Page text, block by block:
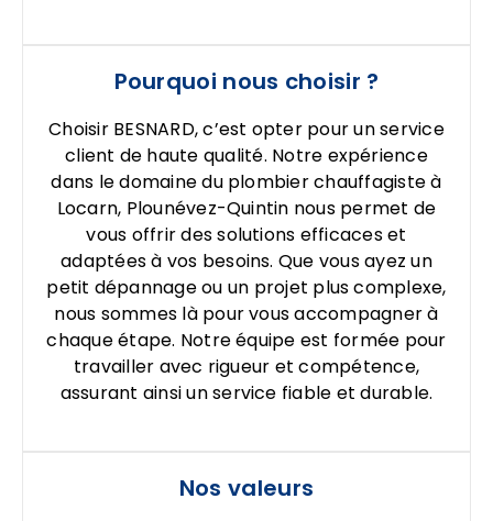
Pourquoi nous choisir ?
Choisir BESNARD, c’est opter pour un service
client de haute qualité. Notre expérience
dans le domaine du plombier chauffagiste à
Locarn, Plounévez-Quintin nous permet de
vous offrir des solutions efficaces et
adaptées à vos besoins. Que vous ayez un
petit dépannage ou un projet plus complexe,
nous sommes là pour vous accompagner à
chaque étape. Notre équipe est formée pour
travailler avec rigueur et compétence,
assurant ainsi un service fiable et durable.
Nos valeurs